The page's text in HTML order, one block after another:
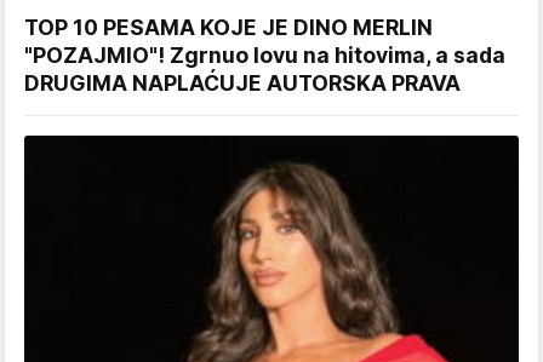
TOP 10 PESAMA KOJE JE DINO MERLIN
"POZAJMIO"! Zgrnuo lovu na hitovima, a sada
DRUGIMA NAPLAĆUJE AUTORSKA PRAVA